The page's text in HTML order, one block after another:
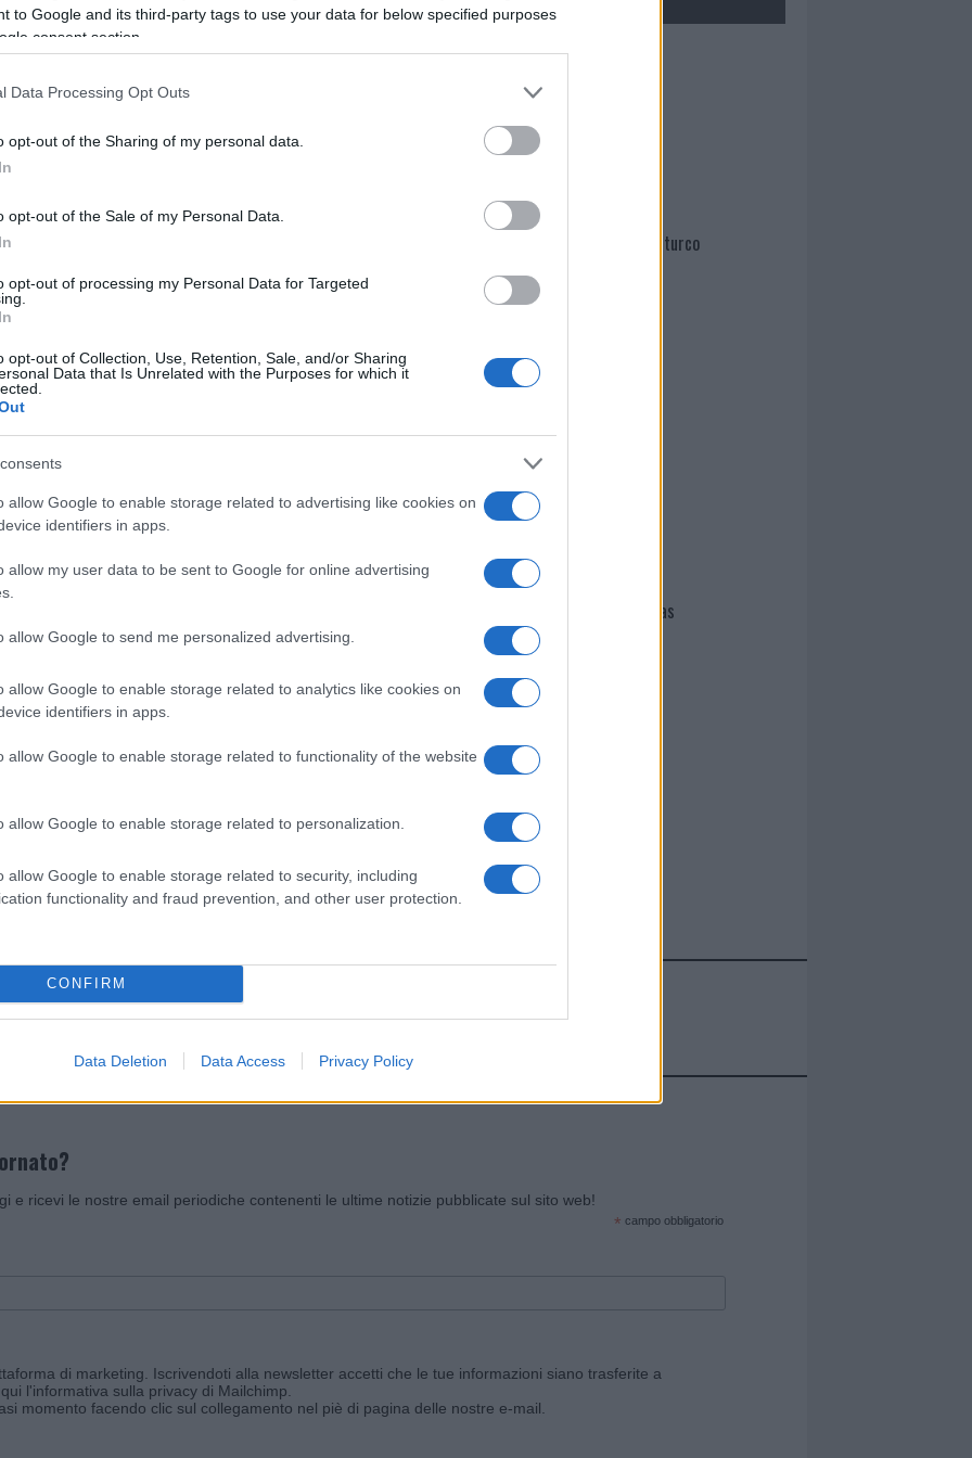
to Google and its third-party tags to use your data for below specified purposes
consent section.
Data Processing Opt Outs
opt-out of the Sharing of my personal data.
opt-out of the Sale of my Personal Data.
opt-out of processing my Personal Data for Targeted
opt-out of Collection, Use, Retention, Sale, and/or Sharing
Data that Is Unrelated with the Purposes for which it
allow Google to enable storage related to advertising like cookies on
identifiers in apps.
allow my user data to be sent to Google for online advertising
allow Google to send me personalized advertising.
allow Google to enable storage related to analytics like cookies on
identifiers in apps.
allow Google to enable storage related to functionality of the website
allow Google to enable storage related to personalization.
allow Google to enable storage related to security, including
functionality and fraud prevention, and other user protection.
CONFIRM
Data Deletion Data Access Privacy Policy
nella sezioneLogindal menù del sito o
di GalluraOggi.it
i tuoi video e le tue foto
+39 345 356 7512
news da
Prossimo articolo
Mario Malu
Paolo Pinna
Martina Agostina Diturco
I nostri cari
Giovannimaria Cabras
Invia un Comunicato Stampa|Pubblicità|Segnala
e ricevi le nostre email periodiche contenenti le ultime notizie pubblicate sul sito web!
* campo obbligatorio
di marketing. Iscrivendoti alla newsletter accetti che le tue informazioni siano trasferite a
l'informativa sulla privacy di Mailchimp
momento facendo clic sul collegamento nel piè di pagina delle nostre e-mail.